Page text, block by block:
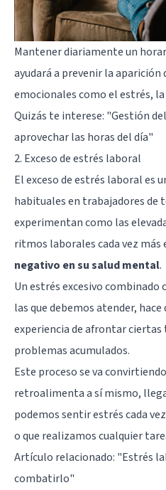
Mantener diariamente un
ayudará a prevenir la
emocionales como el estrés,
Quizás te interese: "Gestión
aprovechar las horas del día"
2. Exceso de estrés laboral
El exceso de estrés laboral es
habituales en trabajadores de
experimentan como las
ritmos laborales cada vez más
negativo en su salud mental.
Un estrés excesivo combinado
las que debemos atender,
experiencia de afrontar ciertas
problemas acumulados.
Este proceso se va
retroalimenta a sí mismo,
podemos sentir estrés cada
o que realizamos cualquier
Artículo relacionado: "Estrés
combatirlo"